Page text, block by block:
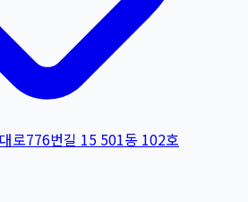
로776번길 15 501동 102호